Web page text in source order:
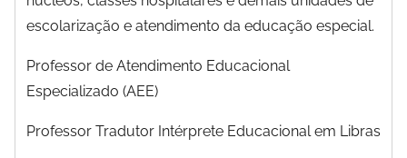
escolarização e atendimento da educação especial.
Professor de Atendimento Educacional
Especializado (AEE)
Professor Tradutor Intérprete Educacional em Libras